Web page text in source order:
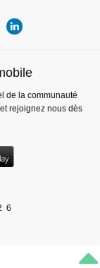
de la communauté
rejoignez nous dès